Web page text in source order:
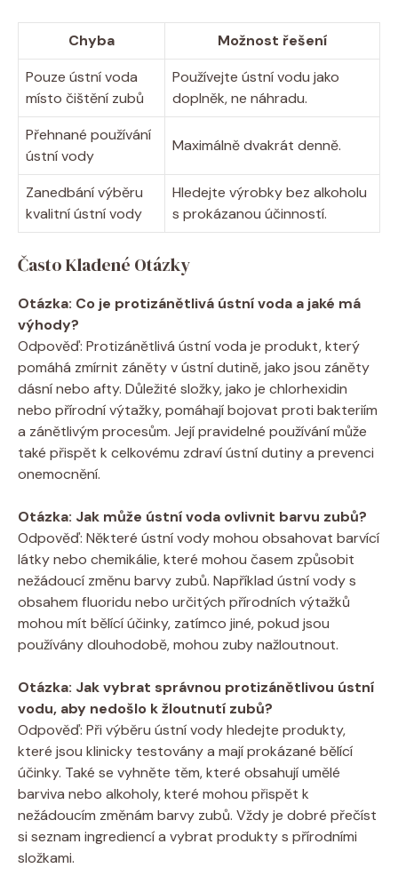
Chyba
Možnost řešení
Pouze ústní voda
místo čištění zubů
Používejte ústní vodu jako
doplněk, ne náhradu.
Přehnané používání
ústní vody
Maximálně dvakrát denně.
Zanedbání výběru
kvalitní ústní vody
Hledejte výrobky bez alkoholu
s prokázanou účinností.
Často Kladené Otázky
Otázka: Co je protizánětlivá ústní voda a jaké má
výhody?
Odpověď: Protizánětlivá ústní voda je produkt, který
pomáhá zmírnit záněty v ústní dutině, jako jsou záněty
dásní nebo afty. Důležité složky, jako je chlorhexidin
nebo přírodní výtažky, pomáhají bojovat proti bakteriím
a zánětlivým procesům. Její pravidelné používání může
také přispět k celkovému zdraví ústní dutiny a prevenci
onemocnění.
Otázka: Jak může ústní voda ovlivnit barvu zubů?
Odpověď: Některé ústní vody mohou obsahovat barvící
látky nebo chemikálie, které mohou časem způsobit
nežádoucí změnu barvy zubů. Například ústní vody s
obsahem fluoridu nebo určitých přírodních výtažků
mohou mít bělící účinky, zatímco jiné, pokud jsou
používány dlouhodobě, mohou zuby nažloutnout.
Otázka: Jak vybrat správnou protizánětlivou ústní
vodu, aby nedošlo k žloutnutí zubů?
Odpověď: Při výběru ústní vody hledejte produkty,
které jsou klinicky testovány a mají prokázané bělící
účinky. Také se vyhněte těm, které obsahují umělé
barviva nebo alkoholy, které mohou přispět k
nežádoucím změnám barvy zubů. Vždy je dobré přečíst
si seznam ingrediencí a vybrat produkty s přírodními
složkami.